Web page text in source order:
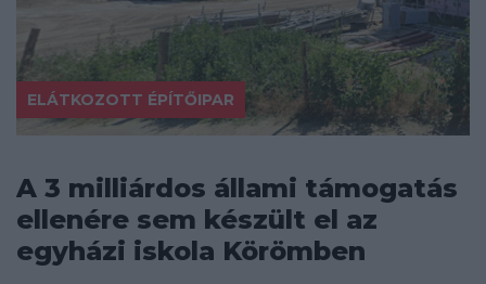
ELÁTKOZOTT ÉPÍTŐIPAR
A 3 milliárdos állami támogatás
ellenére sem készült el az
egyházi iskola Körömben